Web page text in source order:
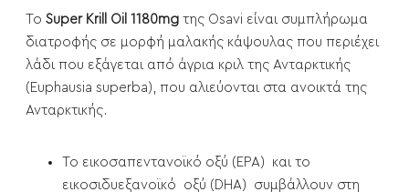
Το Super Krill Oil 1180mg της Osavi είναι συμπλήρωμα
διατροφής σε μορφή μαλακής κάψουλας που περιέχει
λάδι που εξάγεται από άγρια κριλ της Ανταρκτικής
(Euphausia superba), που αλιεύονται στα ανοικτά της
Ανταρκτικής.
Το εικοσαπεντανοϊκό οξύ (EPA) και το
εικοσιδυεξανοϊκό οξύ (DHA) συμβάλλουν στη